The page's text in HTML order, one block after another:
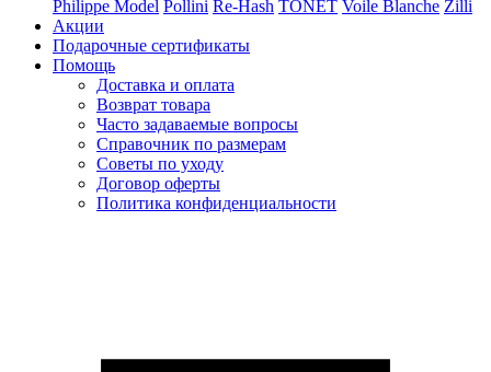
Philippe Model Pollini Re-Hash TONET Voile Blanche Zilli
Акции
Подарочные сертификаты
Помощь
Доставка и оплата
Возврат товара
Часто задаваемые вопросы
Справочник по размерам
Советы по уходу
Договор оферты
Политика конфиденциальности